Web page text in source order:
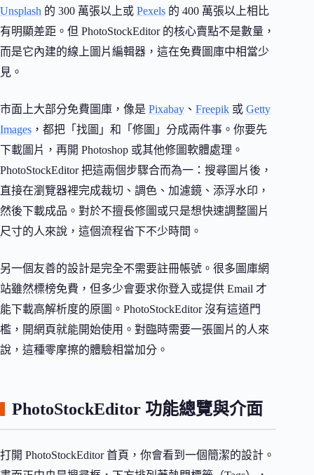
Unsplash 的 300 萬張以上或 Pexels 的 400 萬張以上相比
有明顯差距。但 PhotoStockEditor 的核心賣點不是數量，
而是它內建的線上圖片編輯器，這在免費圖庫中相當少
見。
市面上大部分免費圖庫，像是 Pixabay 、 Freepik 或 Getty
Images ，都把「找圖」和「修圖」分成兩件事。你要先
下載圖片，再開 Photoshop 或其他修圖軟體處理。
PhotoStockEditor 把這兩個步驟合而為一：搜尋圖片後，
直接在瀏覽器裡完成裁切、調色、加濾鏡、添浮水印，
然後下載成品。對於不擅長修圖或只是想快速調整圖片
尺寸的人來說，這個流程省下不少時間。
另一個友善的設計是完全不需要註冊帳號。很多圖庫網
站雖然標榜免費，但多少會要求你登入或提供 Email 才
能下載高解析度的原圖。PhotoStockEditor 沒有這道門
檻，開網頁就能開始使用。對臨時需要一張圖片的人來
說，這種零摩擦的體驗相當加分。
PhotoStockEditor 功能總覽與介面
打開 PhotoStockEditor 首頁，你會看到一個簡潔的設計。